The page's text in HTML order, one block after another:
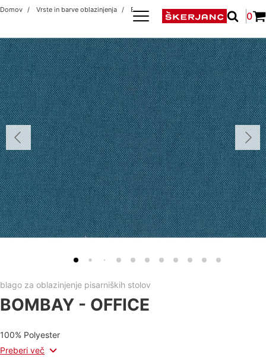
0
Domov Vrste in barve oblazinjenja BOMBAY - OFFICE
blago za oblazinjenje pisarniških stolov
BOMBAY - OFFICE
100% Polyester
Preberi več